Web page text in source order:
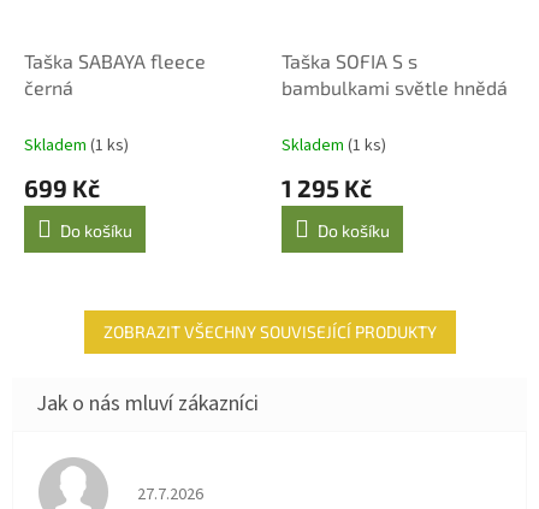
Taška SABAYA fleece
černá
Skladem (1 ks)
699 Kč
Do košíku
Taška SOFIA S s
bambulkami světle hnědá
Skladem (1 ks)
1 295 Kč
Do košíku
ZOBRAZIT VŠECHNY SOUVISEJÍCÍ PRODUKTY
Hodnocení obchodu je 4 z 5 hvězdiček.
27.7.2026